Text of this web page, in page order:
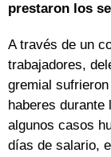
prestaron los
A través de un
trabajadores,
gremial
haberes
algunos casos
días de salario,